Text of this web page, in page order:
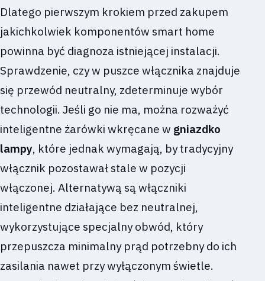
Dlatego pierwszym krokiem przed zakupem
jakichkolwiek komponentów smart home
powinna być diagnoza istniejącej instalacji.
Sprawdzenie, czy w puszce włącznika znajduje
się przewód neutralny, zdeterminuje wybór
technologii. Jeśli go nie ma, można rozważyć
inteligentne żarówki wkręcane w gniazdko
lampy, które jednak wymagają, by tradycyjny
włącznik pozostawał stale w pozycji
włączonej. Alternatywą są włączniki
inteligentne działające bez neutralnej,
wykorzystujące specjalny obwód, który
przepuszcza minimalny prąd potrzebny do ich
zasilania nawet przy wyłączonym świetle.